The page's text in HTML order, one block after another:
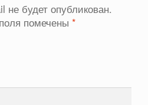
не будет опубликован.
помечены *